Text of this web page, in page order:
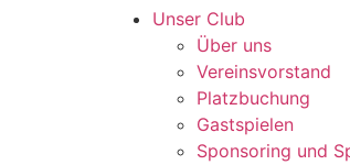
Unser Club
Über uns
Vereinsvorstand
Platzbuchung
Gastspielen
Sponsoring und